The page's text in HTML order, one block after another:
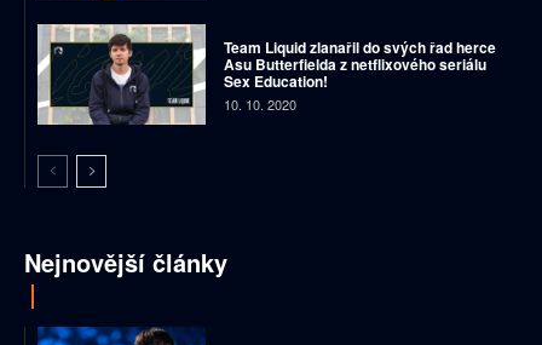
Team Liquid zlanařil do svých řad herce
Asu Butterfielda z netflixového seriálu
Sex Education!
10. 10. 2020
Nejnovější články